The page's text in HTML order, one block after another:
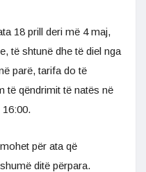
18 prill deri më 4 maj,
të shtunë dhe të diel nga
parë, tarifa do të
të qëndrimit të natës në
për ata që
ditë përpara.